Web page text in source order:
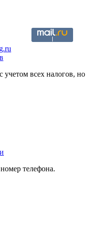
учетом всех налогов, но
телефона.